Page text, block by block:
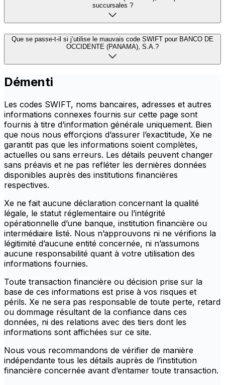
succursales ?
Que se passe-t-il si j’utilise le mauvais code SWIFT pour BANCO DE
OCCIDENTE (PANAMA), S.A.?
Démenti
Les codes SWIFT, noms bancaires, adresses et autres
informations connexes fournis sur cette page sont
fournis à titre d’information générale uniquement. Bien
que nous nous efforçions d’assurer l’exactitude, Xe ne
garantit pas que les informations soient complètes,
actuelles ou sans erreurs. Les détails peuvent changer
sans préavis et ne pas refléter les dernières données
disponibles auprès des institutions financières
respectives.
Xe ne fait aucune déclaration concernant la qualité
légale, le statut réglementaire ou l’intégrité
opérationnelle d’une banque, institution financière ou
intermédiaire listé. Nous n’approuvons ni ne vérifions la
légitimité d’aucune entité concernée, ni n’assumons
aucune responsabilité quant à votre utilisation des
informations fournies.
Toute transaction financière ou décision prise sur la
base de ces informations est prise à vos risques et
périls. Xe ne sera pas responsable de toute perte, retard
ou dommage résultant de la confiance dans ces
données, ni des relations avec des tiers dont les
informations sont affichées sur ce site.
Nous vous recommandons de vérifier de manière
indépendante tous les détails auprès de l’institution
financière concernée avant d’entamer toute transaction.